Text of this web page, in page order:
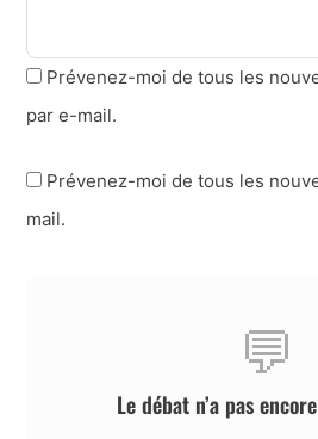
Prévenez-moi de tous les
par e-mail.
Prévenez-moi de tous les
mail.
💬
Le débat n’a pas